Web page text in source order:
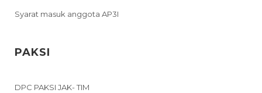
Syarat masuk anggota AP3I
PAKSI
DPC PAKSI JAK- TIM